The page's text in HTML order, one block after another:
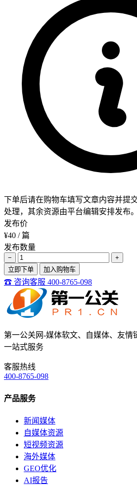
下单后请在购物车填写文章内容并提
处理，其余资源由平台编辑安排发布。
发布价
¥40 / 篇
发布数量
−
+
立即下单
加入购物车
☎ 咨询客服 400-8765-098
第一公关网-媒体软文、自媒体、友情
一站式服务
客服热线
400-8765-098
产品服务
新闻媒体
自媒体资源
短视频资源
海外媒体
GEO优化
AI报告